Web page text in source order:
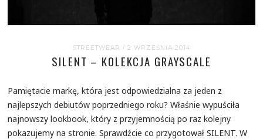
STREETWEAR / 2 WRZEŚNIA 2014
SILENT – KOLEKCJA GRAYSCALE
Pamiętacie markę, która jest odpowiedzialna za jeden z
najlepszych debiutów poprzedniego roku? Właśnie wypuściła
najnowszy lookbook, który z przyjemnością po raz kolejny
pokazujemy na stronie. Sprawdźcie co przygotował SILENT. W